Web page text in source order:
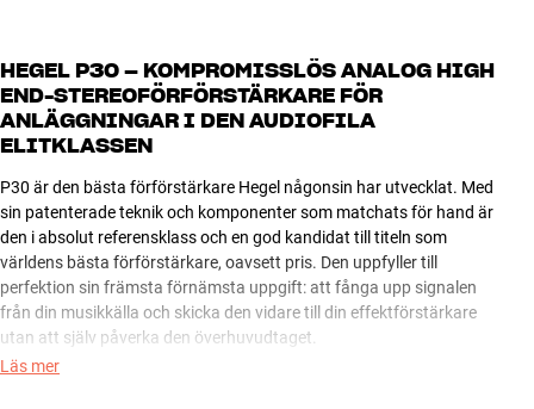
HEGEL P30 – KOMPROMISSLÖS ANALOG HIGH
END-STEREOFÖRFÖRSTÄRKARE FÖR
ANLÄGGNINGAR I DEN AUDIOFILA
ELITKLASSEN
P30 är den bästa förförstärkare Hegel någonsin har utvecklat. Med
sin patenterade teknik och komponenter som matchats för hand är
den i absolut referensklass och en god kandidat till titeln som
världens bästa förförstärkare, oavsett pris. Den uppfyller till
perfektion sin främsta förnämsta uppgift: att fånga upp signalen
från din musikkälla och skicka den vidare till din effektförstärkare
utan att själv påverka den överhuvudtaget.
Läs mer